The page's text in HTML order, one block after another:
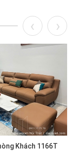
Khách 1166T